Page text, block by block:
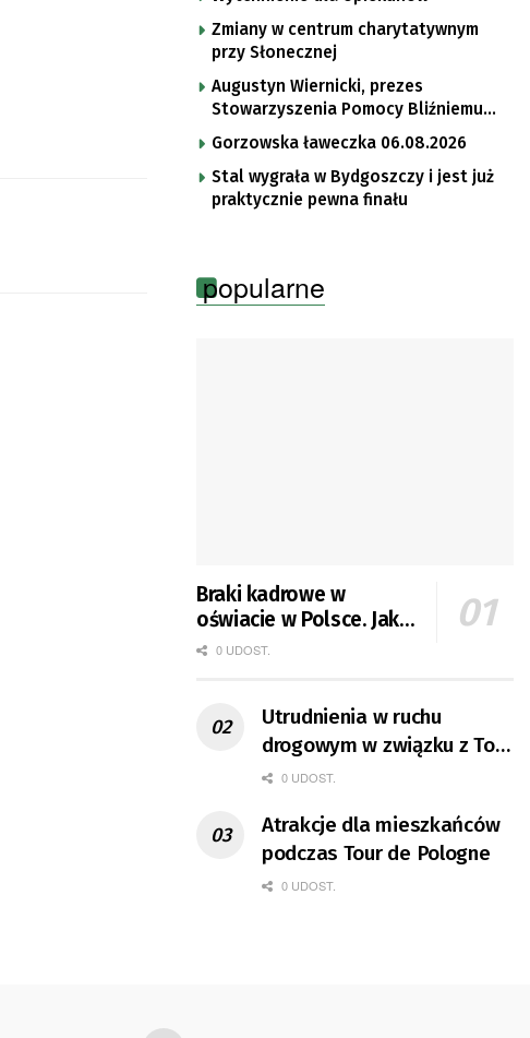
Zmiany w centrum charytatywnym
przy Słonecznej
Augustyn Wiernicki, prezes
Stowarzyszenia Pomocy Bliźniemu
im. Brata Krystyna
Gorzowska ławeczka 06.08.2026
Stal wygrała w Bydgoszczy i jest już
praktycznie pewna finału
popularne
Braki kadrowe w
oświacie w Polsce. Jak
jest w Gorzowie?
0 UDOST.
Utrudnienia w ruchu
drogowym w związku z Tour
de Pologne
0 UDOST.
Atrakcje dla mieszkańców
podczas Tour de Pologne
0 UDOST.